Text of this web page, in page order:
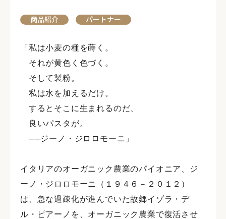
商品紹介 パートナー
「私は小麦の種を蒔く。
それが黄色く色づく。
そして製粉。
私は水を加えるだけ。
するとそこに生まれるのだ、
良いパスタが。
──ジーノ・ジロロモーニ」
イタリアのオーガニック農業のパイオニア、ジ
ーノ・ジロロモーニ（１９４６－２０１２）
は、急な過疎化が進んでいた故郷イゾラ・デ
ル・ピアーノを、オーガニック農業で復活させ